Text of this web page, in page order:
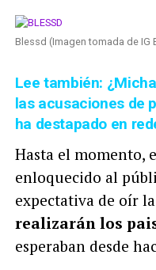
Blessd (Imagen tomada de IG
Lee también:
las acusaciones de
ha destapado en
Hasta el momento,
enloquecido al
expectativa de oír
realizarán los
esperaban desde